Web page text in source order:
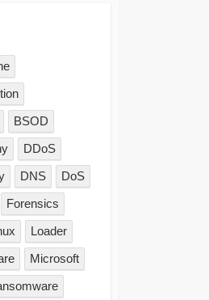
BSOD
DDoS
DNS
DoS
Forensics
Loader
Microsoft